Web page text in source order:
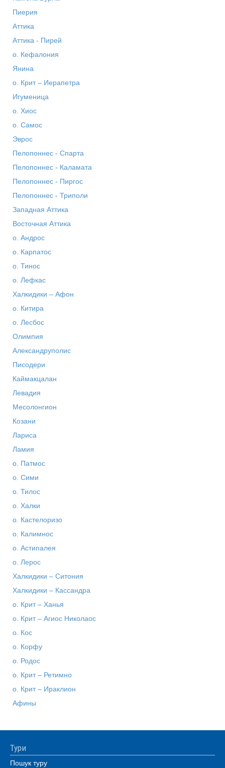
Пиерия
Аттика
Аттика - Пирей
о. Кефалония
Янина
о. Крит – Иерапетра
Игуменица
о. Хиос
о. Самос
Эврос
Пелопоннес - Спарта
Пелопоннес - Каламата
Пелопоннес - Пиргос
Пелопоннес - Триполи
Западная Аттика
Восточная Аттика
о. Андрос
о. Карпатос
о. Тинос
о. Лефкас
Халкидики – Афон
о. Китира
о. Лесбос
Олимпия
Александруполис
Писодери
Каймакцалан
Левадия
Месолонгион
Козани
Лариса
Ламия
о. Патмос
о. Сими
о. Тилос
о. Халки
о. Кастелоризо
о. Калимнос
о. Астипалея
о. Лерос
Халкидики – Ситония
Халкидики – Кассандра
о. Крит – Ханья
о. Крит – Агиос Николаос
о. Кос
о. Корфу
о. Родос
о. Крит – Ретимно
о. Крит – Ираклион
Афины
Тури
Пошук туру